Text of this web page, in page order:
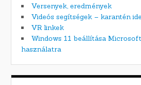
Versenyek, eredmények
Videós segítségek – karantén
VR linkek
Windows 11 beállítása
használatra